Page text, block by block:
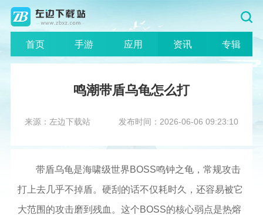
首页 手游 应用 资讯 专辑
鸣潮带盾乌龟怎么打
来源：左边下载站 发布时间：2026-06-06 09:23:10
带盾乌龟是海啸级世界BOSS鸣钟之龟，常规攻击
打上去几乎不掉盾。硬刮的话不仅耗时久，还容易被它
大范围的攻击磨到残血。这个BOSS的核心弱点是热熔